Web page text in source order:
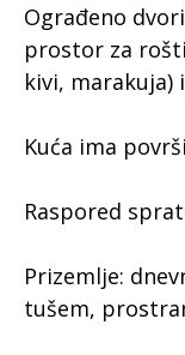
Ograđeno
prostor za
kivi, marakuja)
Kuća ima
Raspored
Prizemlje:
tušem,